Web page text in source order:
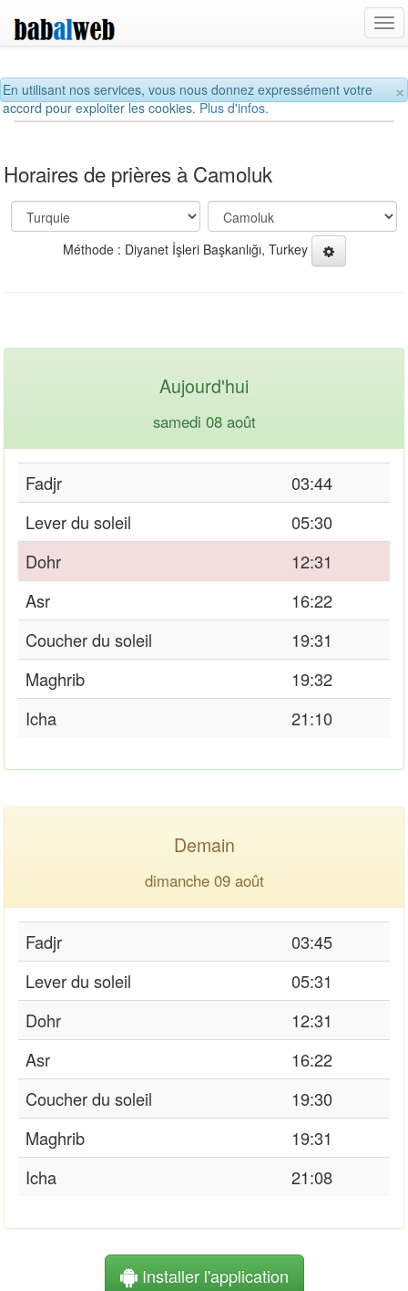
×
En utilisant nos services, vous nous donnez expressément votre
accord pour exploiter les cookies.Plus d'infos.
Horaires de prières à Camoluk
Méthode : Diyanet İşleri Başkanlığı, Turkey
Aujourd'hui
samedi 08 août
Fadjr
03:44
Lever du soleil
05:30
Dohr
12:31
Asr
16:22
Coucher du soleil
19:31
Maghrib
19:32
Icha
21:10
Demain
dimanche 09 août
Fadjr
03:45
Lever du soleil
05:31
Dohr
12:31
Asr
16:22
Coucher du soleil
19:30
Maghrib
19:31
Icha
21:08
Installer l'application